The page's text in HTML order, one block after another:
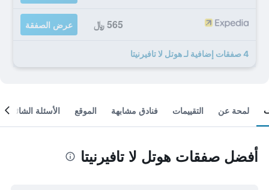
565 ﷼ عرض الصفقة
4 صفقات إضافية لـ هوتل لا تافيرنيتا
لمحة عن التقييمات فنادق مشابهة الموقع الأسئلة الشائعة
أفضل صفقات هوتل لا تافيرنيتا